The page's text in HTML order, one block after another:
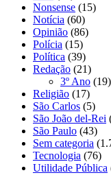
Nonsense (15)
Notícia (60)
Opinião (86)
Polícia (15)
Política (39)
Redação (21)
3º Ano (19)
Religião (17)
São Carlos (5)
São João del-Rei
São Paulo (43)
Sem categoria
Tecnologia (76)
Utilidade Pública